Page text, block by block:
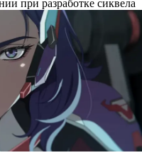
при разработке сиквела